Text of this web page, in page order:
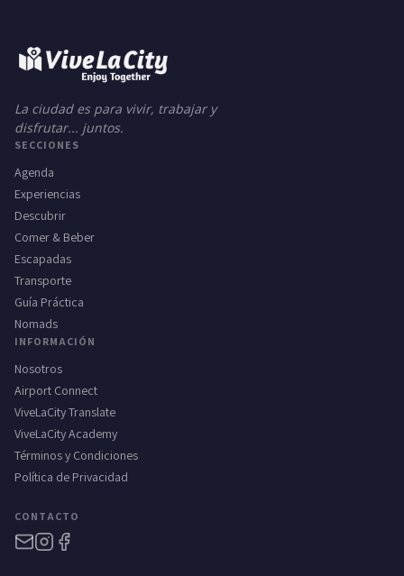
La ciudad es para vivir, trabajar y
disfrutar... juntos.
SECCIONES
Agenda
Experiencias
Descubrir
Comer & Beber
Escapadas
Transporte
Guía Práctica
Nomads
INFORMACIÓN
Nosotros
Airport Connect
ViveLaCity Translate
ViveLaCity Academy
Términos y Condiciones
Política de Privacidad
CONTACTO